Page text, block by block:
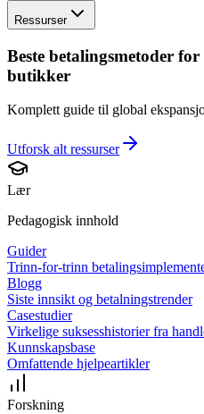
Ressurser
Beste betalingsmetoder
butikker
Komplett guide til global
Utforsk alt ressurser
Lær
Pedagogisk innhold
Guider
Trinn-for-trinn
Blogg
Siste innsikt og betalningstrender
Casestudier
Virkelige suksesshistorier fra
Kunnskapsbase
Omfattende hjelpeartikler
Forskning